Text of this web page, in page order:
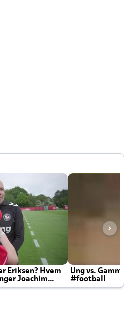
Eriksen? Hvem
Joachim
Ung vs.
#football